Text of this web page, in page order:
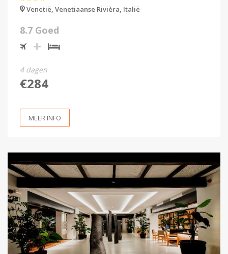
Venetië, Venetiaanse Rivièra, Italië
8.7 Goed
4 dagen
€284
MEER INFO